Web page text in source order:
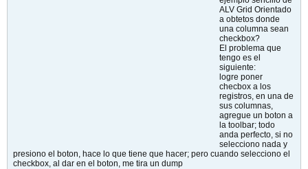
ALV Grid Orientado
a obtetos donde
una columna sean
checkbox?
El problema que
tengo es el
siguiente:
logre poner
checbox a los
registros, en una de
sus columnas,
agregue un boton a
la toolbar; todo
anda perfecto, si no
selecciono nada y
presiono el boton, hace lo que tiene que hacer; pero cuando selecciono el
checkbox, al dar en el boton, me tira un dump